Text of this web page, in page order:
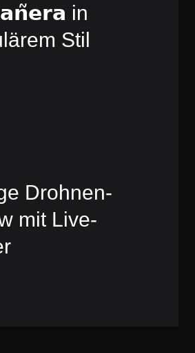
in
Stil
Drohnen-
mit Live-